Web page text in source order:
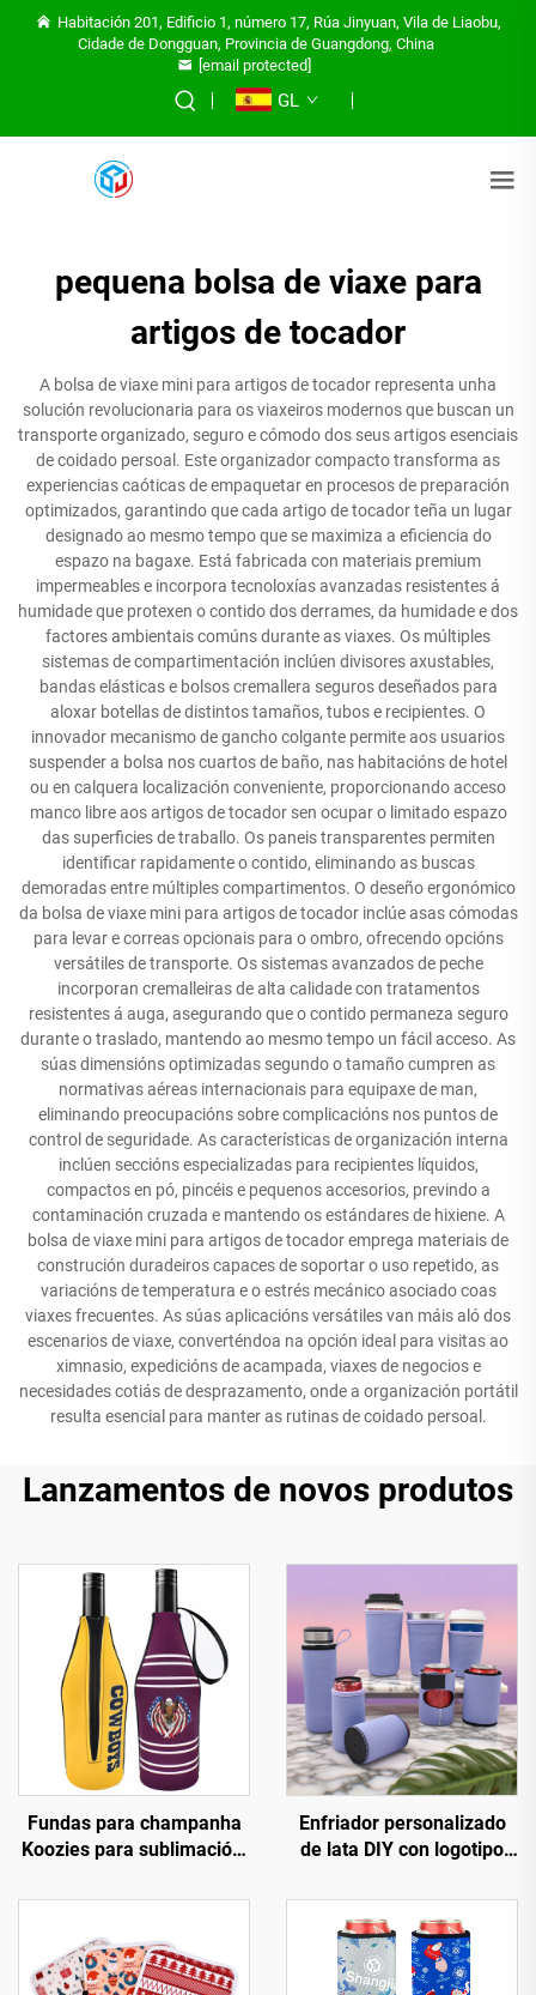
Habitación 201, Edificio 1, número 17, Rúa Jinyuan, Vila de Liaobu,
Cidade de Dongguan, Provincia de Guangdong, China
[email protected]
GL
pequena bolsa de viaxe para
artigos de tocador
A bolsa de viaxe mini para artigos de tocador representa unha
solución revolucionaria para os viaxeiros modernos que buscan un
transporte organizado, seguro e cómodo dos seus artigos esenciais
de coidado persoal. Este organizador compacto transforma as
experiencias caóticas de empaquetar en procesos de preparación
optimizados, garantindo que cada artigo de tocador teña un lugar
designado ao mesmo tempo que se maximiza a eficiencia do
espazo na bagaxe. Está fabricada con materiais premium
impermeables e incorpora tecnoloxías avanzadas resistentes á
humidade que protexen o contido dos derrames, da humidade e dos
factores ambientais comúns durante as viaxes. Os múltiples
sistemas de compartimentación inclúen divisores axustables,
bandas elásticas e bolsos cremallera seguros deseñados para
aloxar botellas de distintos tamaños, tubos e recipientes. O
innovador mecanismo de gancho colgante permite aos usuarios
suspender a bolsa nos cuartos de baño, nas habitacións de hotel
ou en calquera localización conveniente, proporcionando acceso
manco libre aos artigos de tocador sen ocupar o limitado espazo
das superficies de traballo. Os paneis transparentes permiten
identificar rapidamente o contido, eliminando as buscas
demoradas entre múltiples compartimentos. O deseño ergonómico
da bolsa de viaxe mini para artigos de tocador inclúe asas cómodas
para levar e correas opcionais para o ombro, ofrecendo opcións
versátiles de transporte. Os sistemas avanzados de peche
incorporan cremalleiras de alta calidade con tratamentos
resistentes á auga, asegurando que o contido permaneza seguro
durante o traslado, mantendo ao mesmo tempo un fácil acceso. As
súas dimensións optimizadas segundo o tamaño cumpren as
normativas aéreas internacionais para equipaxe de man,
eliminando preocupacións sobre complicacións nos puntos de
control de seguridade. As características de organización interna
inclúen seccións especializadas para recipientes líquidos,
compactos en pó, pincéis e pequenos accesorios, previndo a
contaminación cruzada e mantendo os estándares de hixiene. A
bolsa de viaxe mini para artigos de tocador emprega materiais de
construción duradeiros capaces de soportar o uso repetido, as
variacións de temperatura e o estrés mecánico asociado coas
viaxes frecuentes. As súas aplicacións versátiles van máis aló dos
escenarios de viaxe, converténdoa na opción ideal para visitas ao
ximnasio, expedicións de acampada, viaxes de negocios e
necesidades cotiás de desprazamento, onde a organización portátil
resulta esencial para manter as rutinas de coidado persoal.
Lanzamentos de novos produtos
Fundas para champanha
Koozies para sublimación,
botellas de cervexa,
botellas con cremalleira
Enfriador personalizado
de lata DIY con logotipo
de cerveza de neopreno
de 12 oz, soporte para
latas (stubby holder) para
sublimación para eventos